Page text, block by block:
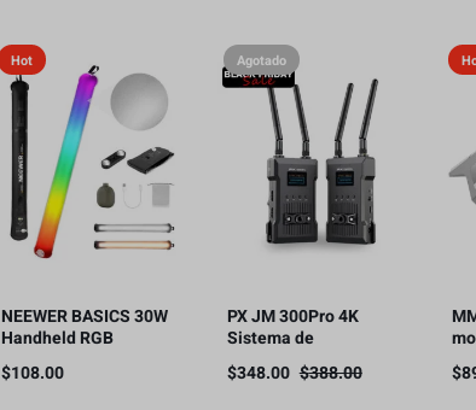
Hot
NEEWER BASICS 30W
Handheld RGB
Leuchtstab
35,5″/90cm, 5000mAh
$108.00
Agotado
PX JM 300Pro 4K
Sistema de
transmisión de video
inalámbrico,
$388.00
$348.00 $